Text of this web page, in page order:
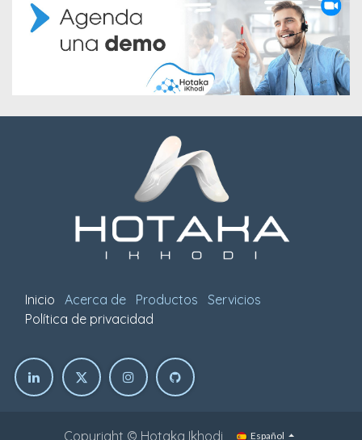
Inicio Acerca de Productos
Servicios
Política de privacidad
Copyright © Hotaka Ikhodi Español